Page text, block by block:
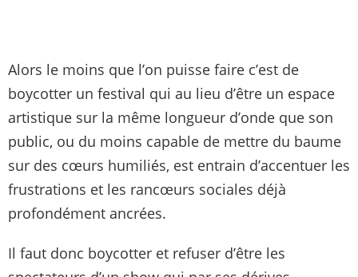
Alors le moins que l’on puisse faire c’est de
boycotter un festival qui au lieu d’être un espace
artistique sur la même longueur d’onde que son
public, ou du moins capable de mettre du baume
sur des cœurs humiliés, est entrain d’accentuer les
frustrations et les rancœurs sociales déjà
profondément ancrées.
Il faut donc boycotter et refuser d’être les